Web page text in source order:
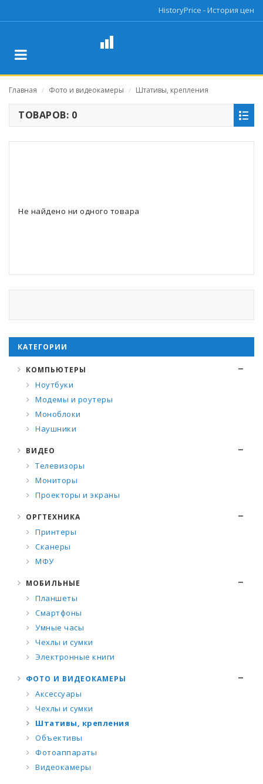
HistoryPrice - История цен
Главная / Фото и видеокамеры / Штативы, крепления
ТОВАРОВ: 0
Не найдено ни одного товара
КАТЕГОРИИ
КОМПЬЮТЕРЫ
Ноутбуки
Модемы и роутеры
Моноблоки
Наушники
ВИДЕО
Телевизоры
Мониторы
Проекторы и экраны
ОРГТЕХНИКА
Принтеры
Сканеры
МФУ
МОБИЛЬНЫЕ
Планшеты
Смартфоны
Умные часы
Чехлы и сумки
Электронные книги
ФОТО И ВИДЕОКАМЕРЫ
Аксессуары
Чехлы и сумки
Штативы, крепления
Объективы
Фотоаппараты
Видеокамеры